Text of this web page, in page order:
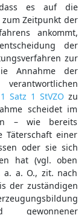
es auf die
Zeitpunkt der
ankommt,
der
zur
Annahme der
Satz 1 StVZO zu
scheidet im
– wie bereits
Täterschaft einer
oder sie sich
hat (vgl. oben
a. a. O., zit. nach
der zuständigen